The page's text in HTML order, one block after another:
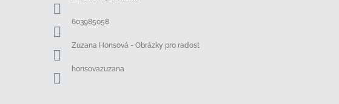
603985058
Zuzana Honsová - Obrázky pro radost
honsovazuzana